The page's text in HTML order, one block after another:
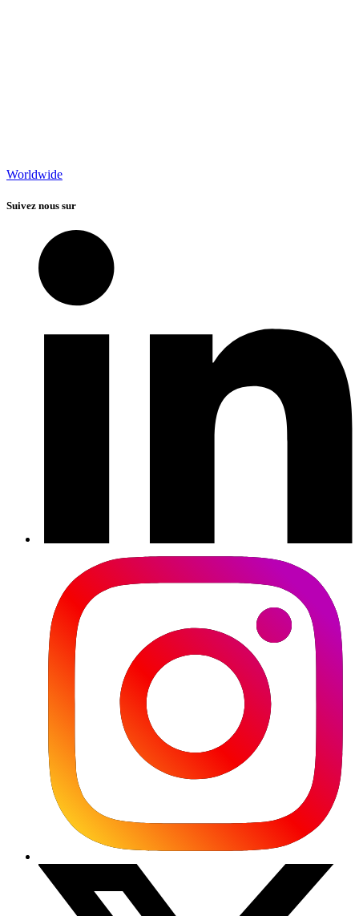
Worldwide
Suivez nous sur